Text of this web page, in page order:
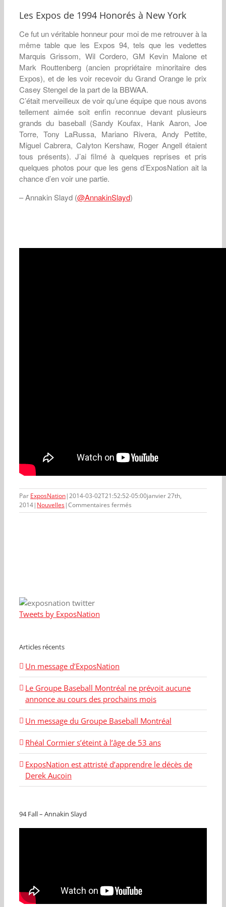
Les Expos de 1994 Honorés à New York
Ce fut un véritable honneur pour moi de me retrouver à la
même table que les Expos 94, tels que les vedettes
Marquis Grissom, Wil Cordero, GM Kevin Malone et
Mark Routtenberg (ancien propriétaire minoritaire des
Expos), et de les voir recevoir du Grand Orange le prix
Casey Stengel de la part de la BBWAA.
C’était merveilleux de voir qu’une équipe que nous avons
tellement aimée soit enfin reconnue devant plusieurs
grands du baseball (Sandy Koufax, Hank Aaron, Joe
Torre, Tony LaRussa, Mariano Rivera, Andy Pettite,
Miguel Cabrera, Calyton Kershaw, Roger Angell étaient
tous présents). J’ai filmé à quelques reprises et pris
quelques photos pour que les gens d’ExposNation ait la
chance d’en voir une partie.
– Annakin Slayd (@AnnakinSlayd)
Par ExposNation|2014-03-02T21:52:52-05:00janvier 27th,
2014| Nouvelles|Commentaires fermés
Les
Tweets by ExposNation
Articles récents
Un message d’ExposNation
Le Groupe Baseball Montréal ne prévoit aucune
annonce au cours des prochains mois
Un message du Groupe Baseball Montréal
Rhéal Cormier s’éteint à l’âge de 53 ans
ExposNation est attristé d’apprendre le décès de
Derek Aucoin
94 Fall – Annakin Slayd